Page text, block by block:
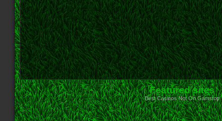
Featured sites
Best Casinos Not On Gamstop